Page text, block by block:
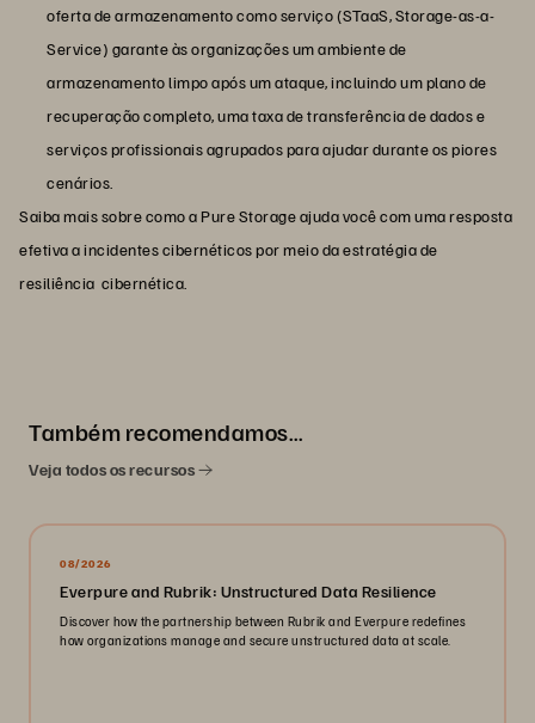
oferta de armazenamento como serviço (STaaS, Storage-as-a-
Service) garante às organizações um ambiente de
armazenamento limpo após um ataque, incluindo um plano de
recuperação completo, uma taxa de transferência de dados e
serviços profissionais agrupados para ajudar durante os piores
cenários.
Saiba mais sobre como a Pure Storage ajuda você com uma resposta
efetiva a incidentes cibernéticos por meio da estratégia de
resiliência cibernética.
Também recomendamos…
Veja todos os recursos
08/2026
Everpure and Rubrik: Unstructured Data Resilience
Discover how the partnership between Rubrik and Everpure redefines
how organizations manage and secure unstructured data at scale.